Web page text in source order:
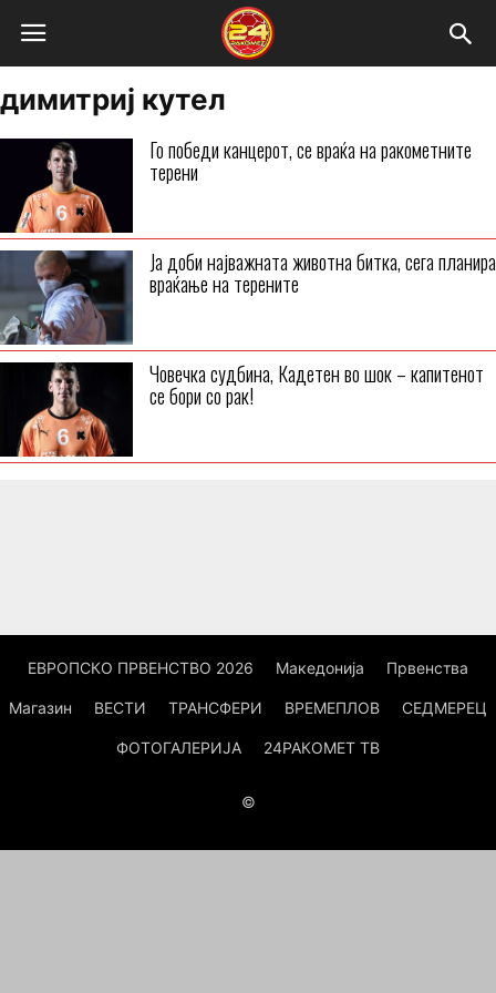
димитриј кутел
Го победи канцерот, се враќа на ракометните
терени
Ја доби најважната животна битка, сега планира
враќање на терените
Човечка судбина, Кадетен во шок – капитенот
се бори со рак!
ЕВРОПСКО ПРВЕНСТВО 2026 Македонија Првенства
Магазин ВЕСТИ ТРАНСФЕРИ ВРЕМЕПЛОВ СЕДМЕРЕЦ
ФОТОГАЛЕРИЈА 24РАКОМЕТ ТВ
©